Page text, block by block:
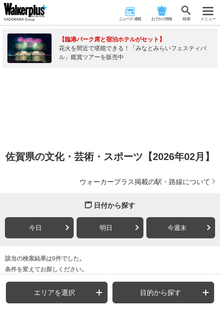
ニュース･連載 おでかけ情報 検 索 メニュー
【臨港パーク席と宿泊ホテルがセット】
花火を間近で堪能できる！「みなとみらいフェスティバ
ル」鑑賞ツアーを販売中
佐賀県の文化・芸術・スポーツ【2026年02月】
ウォーカープラス掲載の駅・路線について
日付から探す
今日 明日 今週末
該当の検索結果は0件でした。
条件を変えてお探しください。
エリアを選択 目的から探す